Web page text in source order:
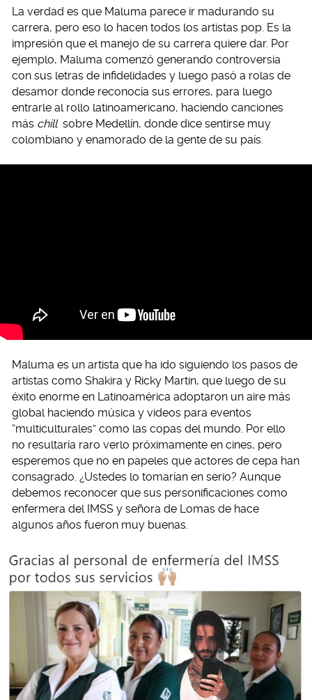
La verdad es que Maluma parece ir madurando su
carrera, pero eso lo hacen todos los artistas pop. Es la
impresión que el manejo de su carrera quiere dar. Por
ejemplo, Maluma comenzó generando controversia
con sus letras de infidelidades y luego pasó a rolas de
desamor donde reconocía sus errores, para luego
entrarle al rollo latinoamericano, haciendo canciones
más chill sobre Medellín, donde dice sentirse muy
colombiano y enamorado de la gente de su país.
Maluma es un artista que ha ido siguiendo los pasos de
artistas como Shakira y Ricky Martin, que luego de su
éxito enorme en Latinoamérica adoptaron un aire más
global haciendo música y videos para eventos
“multiculturales” como las copas del mundo. Por ello
no resultaría raro verlo próximamente en cines, pero
esperemos que no en papeles que actores de cepa han
consagrado. ¿Ustedes lo tomarían en serio? Aunque
debemos reconocer que sus personificaciones como
enfermera del IMSS y señora de Lomas de hace
algunos años fueron muy buenas.